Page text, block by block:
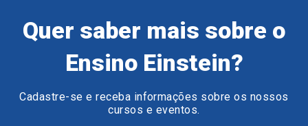
Quer saber mais sobre o
Ensino Einstein?
Cadastre-se e receba informações sobre os nossos
cursos e eventos.